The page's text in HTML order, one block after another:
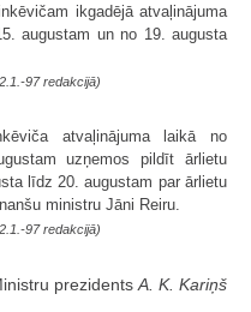
ikgadējā atvaļinājuma
augustam un no 19. augusta
97 redakcijā)
atvaļinājuma laikā no
uzņemos pildīt ārlietu
līdz 20. augustam par ārlietu
ministru Jāni Reiru.
97 redakcijā)
prezidents A. K. Kariņš